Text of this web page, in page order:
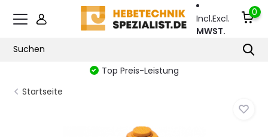
Incl.Excl.
MWST.
0
Top Preis-Leistung
Startseite